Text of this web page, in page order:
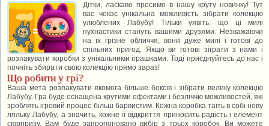
Дітки, ласкаво просимо в нашу круту новинку! Тут
вас чекає унікальна можливість зібрати колекцію
улюблених Лабубу! Тільки уявіть, що ці милі
пухнастики стануть вашими друзями. Незважаючи
на їх грізне обличчя, вони дуже милі і готові до
спільних пригод. Якщо ви готові зіграти з нами і
розпакувати коробки з унікальними іграшками. Тоді приєднуйтесь до нас і
почніть збирати свою колекцію прямо зараз!
Що робити у грі?
Ваша мета розпакувати якомога більше боксів і зібрати велику колекцію
Лабубу. Гра буде оснащена крутими ефектами і безліччю можливостей, які
зроблять ігровий процес більш барвистим. Кожна коробка таїть в собі нову
ляльку Лабубу, а значить, кожне її відкриття приносить радість і елемент
сюрпризу. Вам буде запропоновано вибір з трьох коробок. Ви можете